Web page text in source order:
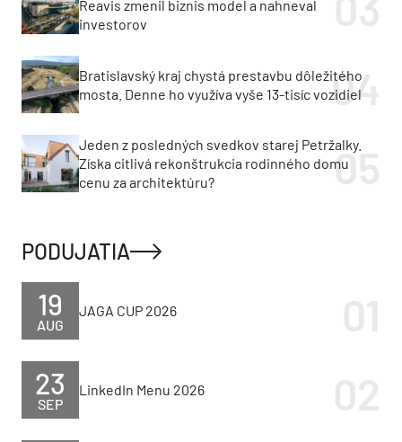
Reavis zmenil biznis model a nahneval
investorov
Bratislavský kraj chystá prestavbu dôležitého
mosta. Denne ho využíva vyše 13-tisíc vozidiel
Jeden z posledných svedkov starej Petržalky.
Získa citlivá rekonštrukcia rodinného domu
cenu za architektúru?
PODUJATIA
AUG
19 JAGA CUP 2026
SEP
23 LinkedIn Menu 2026